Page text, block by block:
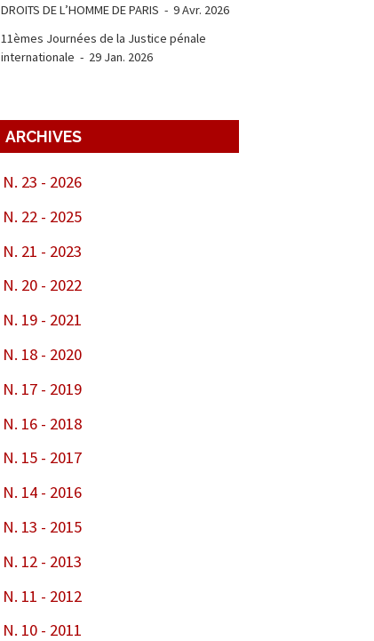
DROITS DE L’HOMME DE PARIS -9 Avr. 2026
11èmes Journées de la Justice pénale
internationale - 29 Jan. 2026
ARCHIVES
N. 23 - 2026
N. 22 - 2025
N. 21 - 2023
N. 20 - 2022
N. 19 - 2021
N. 18 - 2020
N. 17 - 2019
N. 16 - 2018
N. 15 - 2017
N. 14 - 2016
N. 13 - 2015
N. 12 - 2013
N. 11 - 2012
N. 10 - 2011